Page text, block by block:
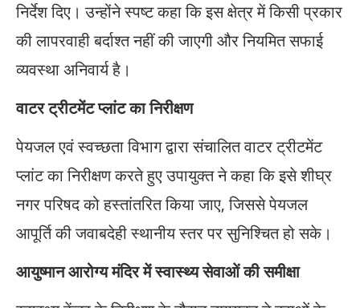
निर्देश दिए। उन्होंने स्पष्ट कहा कि इस क्षेत्र में किसी प्रकार
की लापरवाही बर्दाश्त नहीं की जाएगी और नियमित सफाई
व्यवस्था अनिवार्य है।
वाटर ट्रीटमेंट प्लांट का निरीक्षण
पेयजल एवं स्वच्छता विभाग द्वारा संचालित वाटर ट्रीटमेंट
प्लांट का निरीक्षण करते हुए उपायुक्त ने कहा कि इसे शीघ्र
नगर परिषद को हस्तांतरित किया जाए, जिससे पेयजल
आपूर्ति की जवाबदेही स्थानीय स्तर पर सुनिश्चित हो सके।
आयुष्मान आरोग्य मंदिर में स्वास्थ्य सेवाओं की समीक्षा